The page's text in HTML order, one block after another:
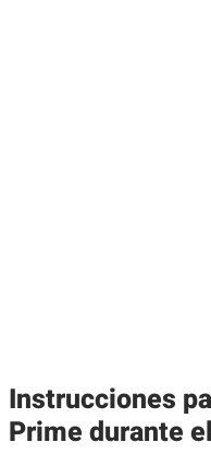
Instrucciones
Prime durante